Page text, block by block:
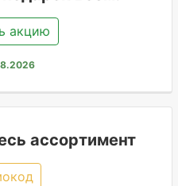
акцию
ассортимент